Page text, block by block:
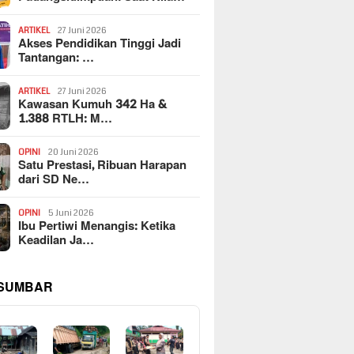
ARTIKEL 27 Juni 2026
Akses Pendidikan Tinggi Jadi
Tantangan: …
ARTIKEL 27 Juni 2026
Kawasan Kumuh 342 Ha &
1.388 RTLH: M…
OPINI 20 Juni 2026
Satu Prestasi, Ribuan Harapan
dari SD Ne…
OPINI 5 Juni 2026
Ibu Pertiwi Menangis: Ketika
Keadilan Ja…